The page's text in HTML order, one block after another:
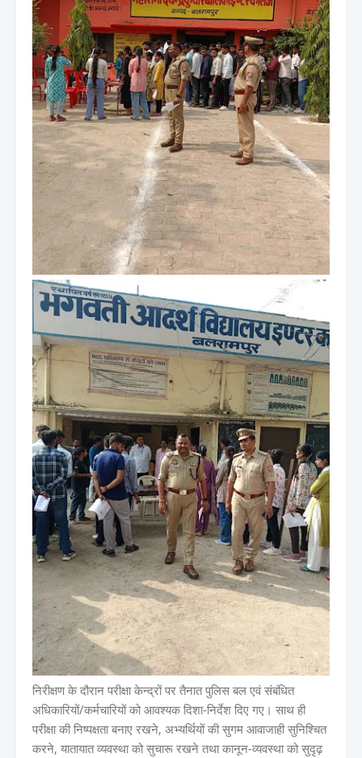
निरीक्षण के दौरान परीक्षा केन्द्रों पर तैनात पुलिस बल एवं संबंधित
अधिकारियों/कर्मचारियों को आवश्यक दिशा-निर्देश दिए गए। साथ ही
परीक्षा की निष्पक्षता बनाए रखने, अभ्यर्थियों की सुगम आवाजाही सुनिश्चित
करने, यातायात व्यवस्था को सुचारू रखने तथा कानून-व्यवस्था को सुदृढ़